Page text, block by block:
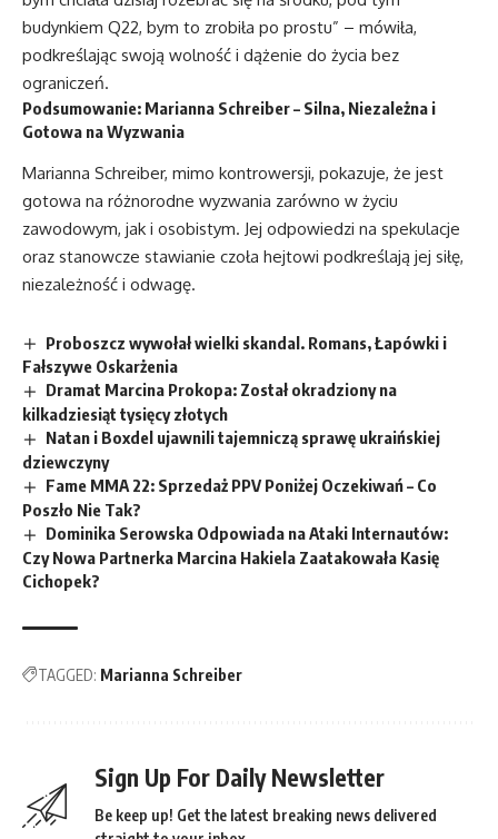
budynkiem Q22, bym to zrobiła po prostu” – mówiła,
podkreślając swoją wolność i dążenie do życia bez
ograniczeń.
Podsumowanie: Marianna Schreiber – Silna, Niezależna i
Gotowa na Wyzwania
Marianna Schreiber, mimo kontrowersji, pokazuje, że jest
gotowa na różnorodne wyzwania zarówno w życiu
zawodowym, jak i osobistym. Jej odpowiedzi na spekulacje
oraz stanowcze stawianie czoła hejtowi podkreślają jej siłę,
niezależność i odwagę.
Proboszcz wywołał wielki skandal. Romans, Łapówki i
Fałszywe Oskarżenia
Dramat Marcina Prokopa: Został okradziony na
kilkadziesiąt tysięcy złotych
Natan i Boxdel ujawnili tajemniczą sprawę ukraińskiej
dziewczyny
Fame MMA 22: Sprzedaż PPV Poniżej Oczekiwań – Co
Poszło Nie Tak?
Dominika Serowska Odpowiada na Ataki Internautów:
Czy Nowa Partnerka Marcina Hakiela Zaatakowała Kasię
Cichopek?
TAGGED: Marianna Schreiber
Sign Up For Daily Newsletter
Be keep up! Get the latest breaking news delivered